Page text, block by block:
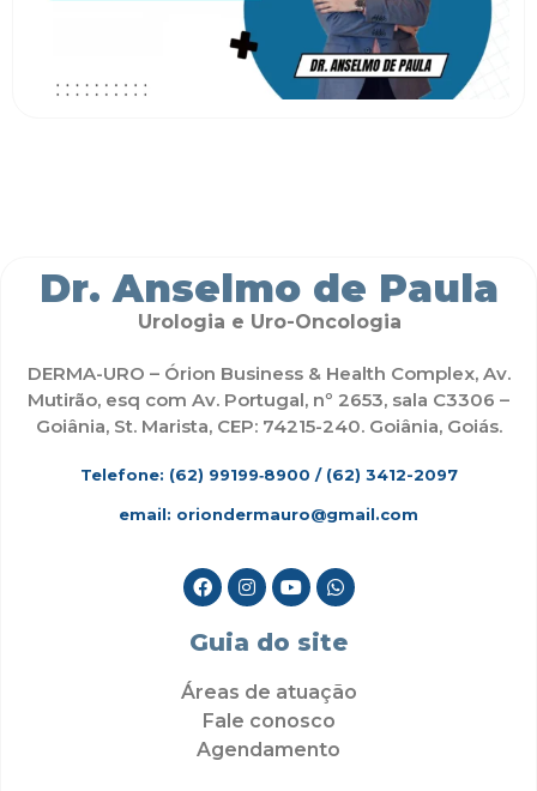
Dr. Anselmo de Paula
Urologia e Uro-Oncologia
DERMA-URO – Órion Business & Health Complex, Av.
Mutirão, esq com Av. Portugal, nº 2653, sala C3306 –
Goiânia, St. Marista, CEP: 74215-240. Goiânia, Goiás.
Telefone: (62) 99199‑8900 / (62) 3412-2097
email: oriondermauro@gmail.com
Guia do site
Áreas de atuação
Fale conosco
Agendamento